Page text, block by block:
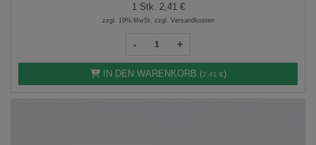
1 Stk. 2,41 €
zzgl. 19% MwSt, zzgl. Versandkosten
- +
IN DEN WARENKORB (2,41 €)